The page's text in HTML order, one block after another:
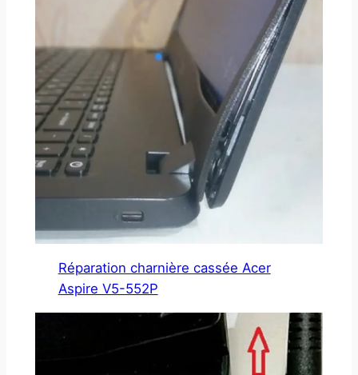
Réparation charnière cassée Acer
Aspire V5-552P